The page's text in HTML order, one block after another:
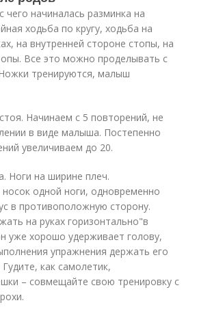
чего начиналась разминка на
ходьба по кругу, ходьба на
на внутренней стороне стопы, на
Все это можно проделывать с
тренируются, малыш
Начинаем с 5 повторений, не
в виде малыша. Постепенно
увеличиваем до 20.
Ноги на ширине плеч.
одной ноги, одновременно
в противоположную сторону.
на руках горизонтально"в
уже хорошо удерживает голову,
упражнения держать его
как самолетик,
– совмещайте свою тренировку с